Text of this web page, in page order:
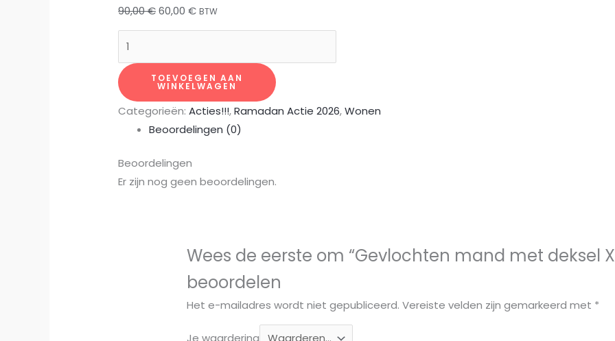
90,00€Oorspronkelijke
prijs
90,00 €.
60,00€Huidige
prijs
60,00 €.
BTW
met
deksel
XL
aantal
TOEVOEGEN AAN
WINKELWAGEN
Categorieën:Acties!!!,Ramadan Actie 2026,Wonen
Beoordelingen (0)
Beoordelingen
Er zijn nog geen beoordelingen.
Wees de eerste om “Gevlochten mand met deksel
beoordelen
Het e-mailadres wordt niet gepubliceerd. Vereiste velden zijn gemarkeerd met *